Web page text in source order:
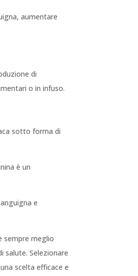
aumentare
di
o in infuso.
sotto forma di
è un
e
sempre meglio
salute. Selezionare
scelta efficace e